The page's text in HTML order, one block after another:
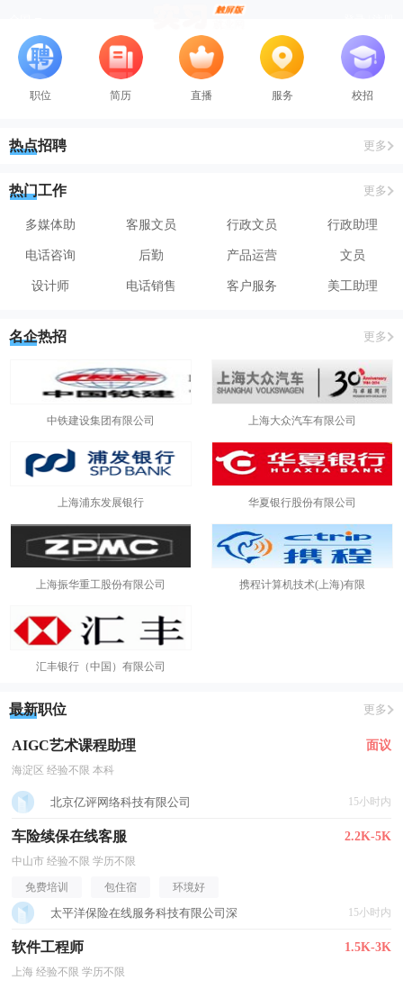
职位 简历 直播 服务 校招
热点招聘 更多
热门工作 更多
多媒体助 客服文员 行政文员 行政助理
电话咨询 后勤 产品运营 文员
设计师 电话销售 客户服务 美工助理
名企热招 更多
中铁建设集团有限公司 上海大众汽车有限公司
上海浦东发展银行 华夏银行股份有限公司
上海振华重工股份有限公司 携程计算机技术(上海)有限
汇丰银行（中国）有限公司
最新职位 更多
AIGC艺术课程助理 面议
海淀区 经验不限 本科
北京亿评网络科技有限公司 15小时内
车险续保在线客服 2.2K-5K
中山市 经验不限 学历不限
免费培训 包住宿 环境好
太平洋保险在线服务科技有限公司深 15小时内
软件工程师 1.5K-3K
上海 经验不限 学历不限